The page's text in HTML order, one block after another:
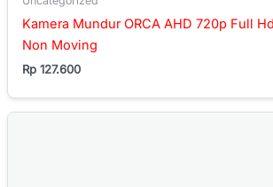
Kamera Mundur ORCA AHD 720p Full
Non Moving
Rp 127.600